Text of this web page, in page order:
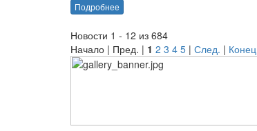
Подробнее
Новости 1 - 12 из 684
Начало | Пред. | 1 2 3 4 5 | След. | Конец